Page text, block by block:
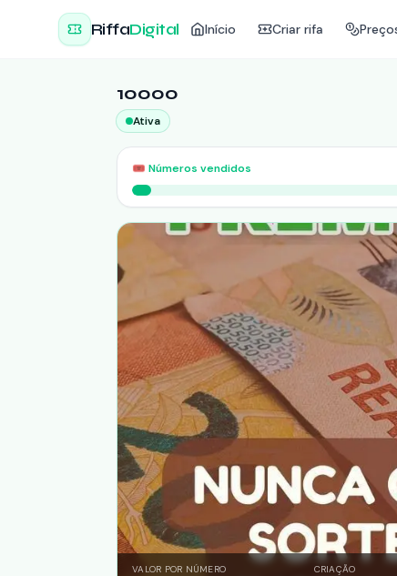
RiffaDigital Início Criar rifa
10000
Ativa
🎟️ Números vendidos
VALOR POR NÚMERO CRIAÇÃO